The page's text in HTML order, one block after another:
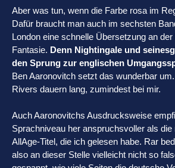
Aber was tun, wenn die Farbe rosa im
Dafür braucht man auch im sechsten
London eine schnelle Übersetzung an
Fantasie. Denn Nightingale und
den Sprung zur englischen
Ben Aaronovitch setzt das wunderbar
Rivers dauern lang, zumindest bei mir.
Auch Aaronovitchs Ausdrucksweise
Sprachniveau her anspruchsvoller als
AllAge-Titel, die ich gelesen habe. Rar
also an dieser Stelle vielleicht nicht so